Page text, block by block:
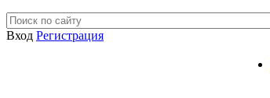
Вход Регистрация